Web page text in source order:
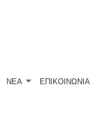
ΝΕΑ ΕΠΙΚΟΙΝΩΝΙΑ